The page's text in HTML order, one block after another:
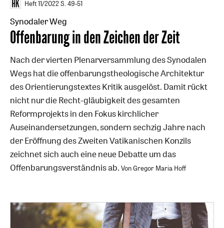
Heft 11/2022S. 49-51
Synodaler Weg
:
Offenbarung in den Zeichen der Zeit
Nach der vierten Plenarversammlung des Synodalen
Wegs hat die offenbarungstheologische Architektur
des Orientierungstextes Kritik ausgelöst. Damit rückt
nicht nur die Recht-gläubigkeit des gesamten
Reformprojekts in den Fokus kirchlicher
Auseinandersetzungen, sondern sechzig Jahre nach
der Eröffnung des Zweiten Vatikanischen Konzils
zeichnet sich auch eine neue Debatte um das
Offenbarungsverständnis ab. Von Gregor Maria Hoff